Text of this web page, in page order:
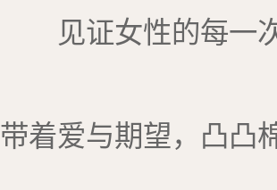
见证女性的每一
带着爱与期望，凸凸